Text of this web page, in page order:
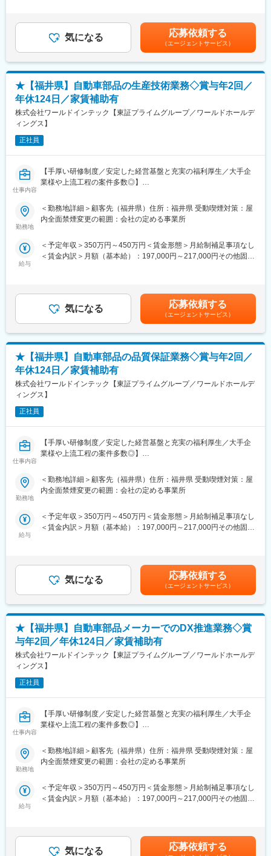
1）初期研修：導入研修
就業規則や評価制度の説明など
3）入社3年目～キャリアUP支援制度
※面談を行い、ご本人の強みをさらに強化し、弱みを補うための技
術研修を受講いただきます。
ベテラン技術者の指導やe-learningも充実しています。
ご希望を最大限加味し、キャリアUPや給与UPのサポートをいた
します。
■当社、仕事の魅力
・「FOR Alliance System」という、担当営業、クライアントリー
ダー、シニアエキスパートの3者によるサポート体制があります。
・ワールドインテックのワークスタイルは、あなたのキャリア形
イルです。
・実務に必要なスキルを身に付けることができる教育研修制度が
・設備の検討と導入
・特許関連業務 等
■入社後にお任せする業務について
入社後３ヶ月程度は、実際の製造現場にてOJT研修を行います。
その後は技術開発者として、製造作業の自動化やロボット化、新
の能力UP等の改造などに携わっていただきます。
・東証プライム上場 信越化学工業株式会社のグループ企業
・年間休日122日
・マイカー通勤OK
・定年65歳
■当社について
総売上高2兆円超の独大手グローバル企業「ヘレウス社」と、国内
ス製造技術と、信越グループの卓越した合成技術を活かし、世界
屈指の高純度･高品質の石英ガラスを製造しております。
既にSONY様、TSMC様といった名だたる大手企業に当社製品を提
め、更なる成長が期待されております。
変更の範囲：本文参照
でも目安の金額であり、選考を通じて上下する可能性がありま
す。月給(月額)は固定手当を含めた表記です。
気になる 応募依頼する
（エージェントサービス）
★【福井県】自動車部品の生産技術業務◇賞与年2回／
年休124日／家賃補助有
株式会社ワールドインテック【東証プライムグループ／ワールドホールデ
ィングス】
正社員
仕事内容
【手厚い研修制度／安定した経営基盤と充実の福利厚生／大手企
業様や上流工程の案件多数◎】
■業務内容：
自動車部品の生産技術
・新製品の工程設計
■入社後の流れ：
※面談を行い、ご本人の強みを更に強化し弱みを補うための技術研
修を受講していただきます。ベテラン技術者の指導やe-learningも
充実しています。
ご希望を最大限加味してキャリアUPのサポートをいたします。
その際、通常より多くの給料UPも叶います。
■会社、仕事の魅力：
・現場での業務時には「FOR Alliance System」という、担当営
業、クライアントリーダー、ダイレクトサポートの3体制によるサ
ポート体制があります。
・実務に必要なスキルを身に付けることができる教育研修制度が
あり、様々な技術を身につけることができます。
方、エンジニアから管理職を目指す方、様々な方が活躍できるフ
ィールドを用意しています。
■当社について：
なくお客様の課題解決に共に取り組みながら、日本のものづくり
の発展に尽力してまいりました。
・重要項目として位置付ける「人材育成」を強みに、その変化に
柔軟に対応し、適材適所で「人」が活躍できる場を創出すること
で、人々の夢を叶え、その潜在能力を開花させ、よりハイレベル
な成果を生み出し、お客様の発展に寄与してまいります。
変更の範囲：会社の定める業務
勤務地
＜勤務地詳細＞顧客先（福井県）住所：福井県 受動喫煙対策：屋
内全面禁煙変更の範囲：会社の定める事業所
給与
＜予定年収＞350万円～450万円＜賃金形態＞月給制補足事項なし
＜賃金内訳＞月額（基本給）：197,000円～217,000円その他固定
40,000円・昇給：年1回（2月）・賞与：年2回（7月・12月）
※2025年度実績3.00ヶ月分賃金はあくまでも目安の金額であり、
選考を通じて上下する可能性があります。月給(月額)は固定手当を
含めた表記です。
気になる 応募依頼する
（エージェントサービス）
★【福井県】自動車部品の品質保証業務◇賞与年2回／
年休124日／家賃補助有
株式会社ワールドインテック【東証プライムグループ／ワールドホールデ
ィングス】
正社員
仕事内容
【手厚い研修制度／安定した経営基盤と充実の福利厚生／大手企
業様や上流工程の案件多数◎】
■業務内容：
品質保証業務
・社内計測機器（ｹﾞｰｼﾞなどの測定具、測定機関係）の定期検査、
■入社後の流れ：
※面談を行い、ご本人の強みを更に強化し弱みを補うための技術研
修を受講していただきます。ベテラン技術者の指導やe-learningも
充実しています。
ご希望を最大限加味してキャリアUPのサポートをいたします。
その際、通常より多くの給料UPも叶います。
■会社、仕事の魅力：
・現場での業務時には「FOR Alliance System」という、担当営
業、クライアントリーダー、ダイレクトサポートの3体制によるサ
ポート体制があります。
・実務に必要なスキルを身に付けることができる教育研修制度が
あり、様々な技術を身につけることができます。
方、エンジニアから管理職を目指す方、様々な方が活躍できるフ
ィールドを用意しています。
■当社について：
なくお客様の課題解決に共に取り組みながら、日本のものづくり
の発展に尽力してまいりました。
勤務地
＜勤務地詳細＞顧客先（福井県）住所：福井県 受動喫煙対策：屋
内全面禁煙変更の範囲：会社の定める事業所
給与
＜予定年収＞350万円～450万円＜賃金形態＞月給制補足事項なし
＜賃金内訳＞月額（基本給）：197,000円～217,000円その他固定
40,000円・昇給：年1回（2月）・賞与：年2回（7月・12月）
※2025年度実績3.00ヶ月分賃金はあくまでも目安の金額であり、
選考を通じて上下する可能性があります。月給(月額)は固定手当を
含めた表記です。
気になる 応募依頼する
（エージェントサービス）
★【福井県】自動車部品メーカーでのDX推進業務◇賞
与年2回／年休124日／家賃補助有
株式会社ワールドインテック【東証プライムグループ／ワールドホールデ
ィングス】
正社員
仕事内容
【手厚い研修制度／安定した経営基盤と充実の福利厚生／大手企
業様や上流工程の案件多数◎】
■業務内容：
DX推進およびシステム開発
・画像検査開発：製品の検品（傷、打痕、欠品、異品等）作業の
設備導入）
・システム開発：社内（工場及びスタッフ業務）でのIOT・DX化
（1）入社後初期研修：導入研修（1日間）
勤務地
＜勤務地詳細＞顧客先（福井県）住所：福井県 受動喫煙対策：屋
内全面禁煙変更の範囲：会社の定める事業所
給与
＜予定年収＞350万円～450万円＜賃金形態＞月給制補足事項なし
＜賃金内訳＞月額（基本給）：197,000円～217,000円その他固定
40,000円・昇給：年1回（2月）・賞与：年2回（7月・12月）
※2025年度実績3.00ヶ月分賃金はあくまでも目安の金額であり、
気になる 応募依頼する